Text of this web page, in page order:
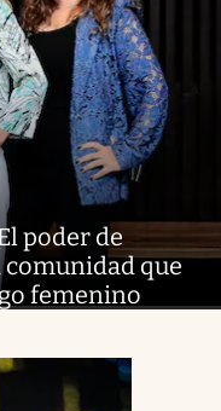
poder de
comunidad que
femenino